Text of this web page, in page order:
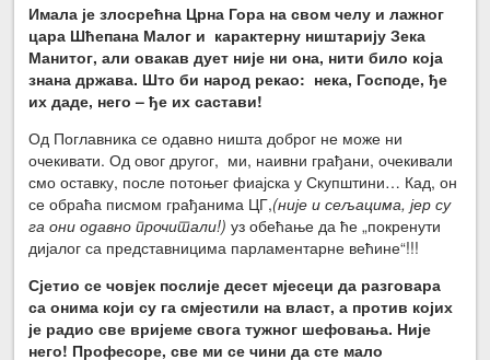
Имала је злосрећна Црна Гора на свом челу и лажног
цара Шћепана Малог и карактерну ништарију Зека
Манитог, али овакав дует није ни она, нити било која
знана држава. Што би народ рекао: нека, Господе, ђе
их даде, него – ђе их састави!
Од Поглавника се одавно ништа доброг не може ни
очекивати. Од овог другог, ми, наивни грађани, очекивали
смо оставку, после потоњег фиајска у Скупштини… Кад, он
се обраћа писмом грађанима ЦГ,(није и сељацима, јер су
га они одавно прочитали!) уз обећање да ће „покренути
дијалог са представницима парламентарне већине“!!!
Сјетио се човјек послије десет мјесеци да разговара
са онима који су га смјестили на власт, а против којих
је радио све вријеме свога тужног шефовања. Није
него! Професоре, све ми се чини да сте мало